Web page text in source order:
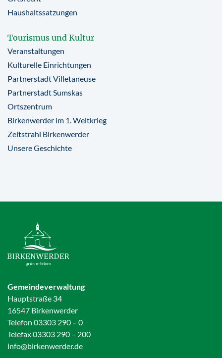
Haushaltssatzungen
Tourismus und Kultur
Veranstaltungen
Kulturelle Einrichtungen
Partnerstadt Villetaneuse
Partnerstadt Sumskas
Ortszentrum
Birkenwerder im 1. Weltkrieg
Zeitstrahl Birkenwerder
Unsere Geschichte
Gemeindeverwaltung
Hauptstraße 34
16547 Birkenwerder
Telefon 03303 290 – 0
Telefax 03303 290 – 200
info@birkenwerder.de